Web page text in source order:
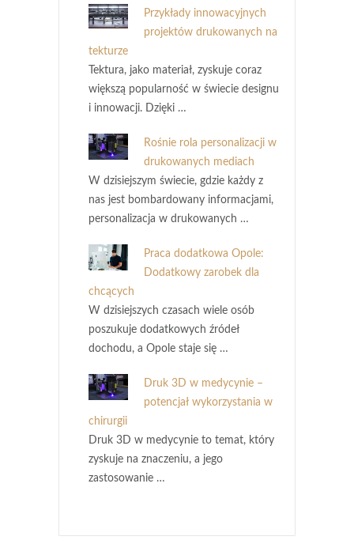
Przykłady innowacyjnych
projektów drukowanych na
tekturze
Tektura, jako materiał, zyskuje coraz
większą popularność w świecie designu
i innowacji. Dzięki …
Rośnie rola personalizacji w
drukowanych mediach
W dzisiejszym świecie, gdzie każdy z
nas jest bombardowany informacjami,
personalizacja w drukowanych …
Praca dodatkowa Opole:
Dodatkowy zarobek dla
chcących
W dzisiejszych czasach wiele osób
poszukuje dodatkowych źródeł
dochodu, a Opole staje się …
Druk 3D w medycynie –
potencjał wykorzystania w
chirurgii
Druk 3D w medycynie to temat, który
zyskuje na znaczeniu, a jego
zastosowanie …